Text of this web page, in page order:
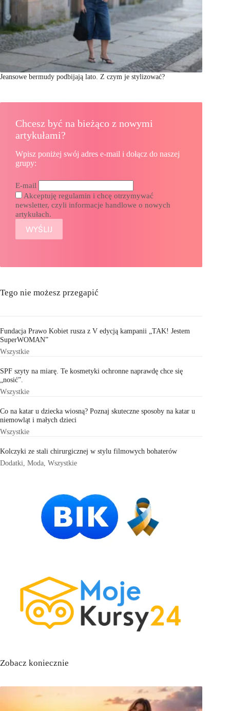
Jeansowe bermudy podbijają lato. Z czym je stylizować?
Chcesz być na bieżąco z nowymi
artykułami?
Wpisz poniżej swój adres e-mail i dołącz do naszej
grupy:
E-mail
Akceptuję regulamin i chcę otrzymywać
newsletter, czyli informacje handlowe o nowych
artykułach.
Tego nie możesz przegapić
Fundacja Prawo Kobiet rusza z V edycją kampanii „TAK! Jestem
SuperWOMAN”
Wszystkie
SPF szyty na miarę. Te kosmetyki ochronne naprawdę chce się
„nosić”.
Wszystkie
Co na katar u dziecka wiosną? Poznaj skuteczne sposoby na katar u
niemowląt i małych dzieci
Wszystkie
Kolczyki ze stali chirurgicznej w stylu filmowych bohaterów
Dodatki Moda Wszystkie
Zobacz koniecznie